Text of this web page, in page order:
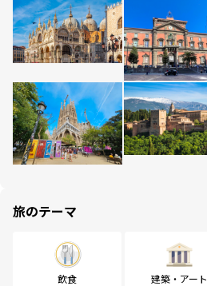
旅のテーマ
飲食 建築・アート